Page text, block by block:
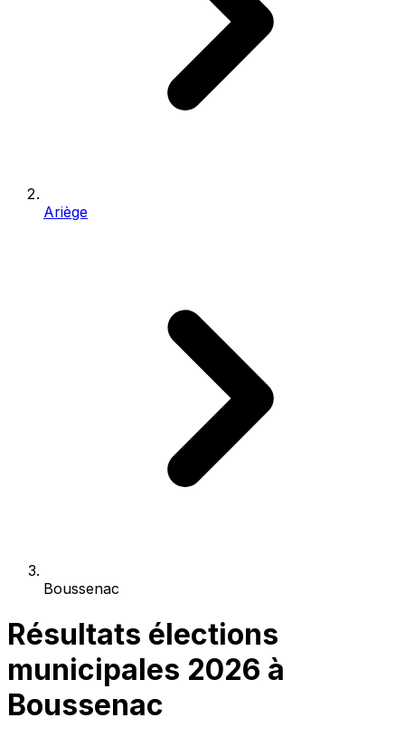
Ariège
Boussenac
Résultats élections
municipales 2026 à
Boussenac